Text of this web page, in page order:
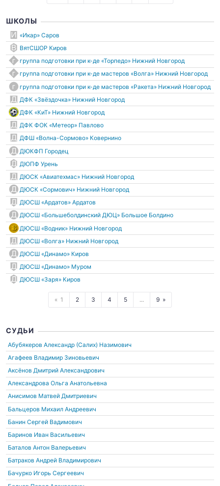
ШКОЛЫ
«Икар» Саров
ВятСШОР Киров
группа подготовки при к-де «Торпедо» Нижний Новгород
группа подготовки при к-де мастеров «Волга» Нижний Новгород
группа подготовки при к-де мастеров «Ракета» Нижний Новгород
ДФК «Звёздочка» Нижний Новгород
ДФК «КиТ» Нижний Новгород
ДФК ФОК «Метеор» Павлово
ДФШ «Волна-Сормово» Ковернино
ДЮКФП Городец
ДЮПФ Урень
ДЮСК «Авиатехмас» Нижний Новгород
ДЮСК «Сормович» Нижний Новгород
ДЮСШ «Ардатов» Ардатов
ДЮСШ «Большеболдинский ДЮЦ» Большое Болдино
ДЮСШ «Водник» Нижний Новгород
ДЮСШ «Волга» Нижний Новгород
ДЮСШ «Динамо» Киров
ДЮСШ «Динамо» Муром
ДЮСШ «Заря» Киров
1 2 3 4 5 ... 9
СУДЬИ
Абубякеров Александр (Салих) Назимович
Агафеев Владимир Зиновьевич
Аксёнов Дмитрий Александрович
Александрова Ольга Анатольевна
Анисимов Матвей Дмитриевич
Бальцеров Михаил Андреевич
Банин Сергей Вадимович
Баринов Иван Васильевич
Баталов Антон Валерьевич
Батраков Андрей Владимирович
Бачурко Игорь Сергеевич